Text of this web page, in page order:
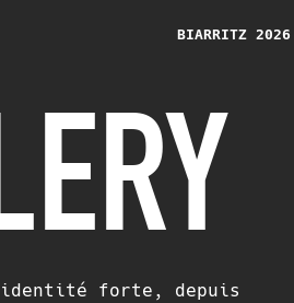
BIARRITZ 2026
identité forte, depuis